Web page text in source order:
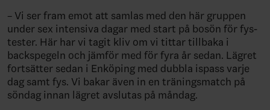
– Vi ser fram emot att samlas med den här gruppen
under sex intensiva dagar med start på bosön för fys-
tester. Här har vi tagit kliv om vi tittar tillbaka i
backspegeln och jämför med för fyra år sedan. Lägret
fortsätter sedan i Enköping med dubbla ispass varje
dag samt fys. Vi bakar även in en träningsmatch på
söndag innan lägret avslutas på måndag.